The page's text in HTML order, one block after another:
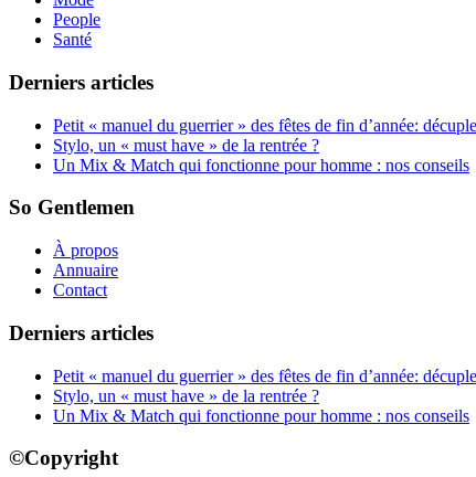
People
Santé
Derniers articles
Petit « manuel du guerrier » des fêtes de fin d’année:
Stylo, un « must have » de la rentrée ?
Un Mix & Match qui fonctionne pour homme : nos conseils
So Gentlemen
À propos
Annuaire
Contact
Derniers articles
Petit « manuel du guerrier » des fêtes de fin d’année:
Stylo, un « must have » de la rentrée ?
Un Mix & Match qui fonctionne pour homme : nos conseils
©Copyright